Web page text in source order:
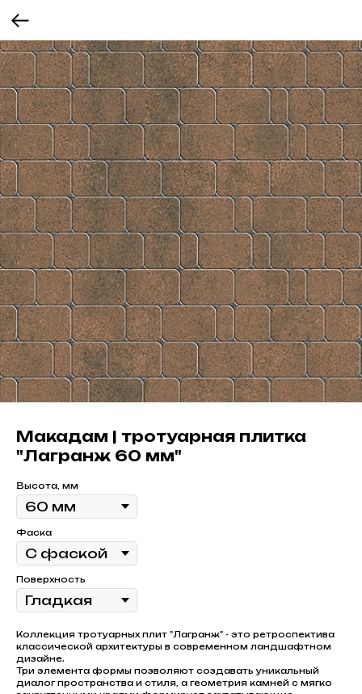
Макадам | тротуарная плитка
"Лагранж 60 мм"
Высота, мм
Фаска
Поверхность
Коллекция тротуарных плит "Лагранж" - это ретроспектива
классической архитектуры в современном ландшафтном
дизайне.
Три элемента формы позволяют создавать уникальный
диалог пространства и стиля, а геометрия камней с мягко